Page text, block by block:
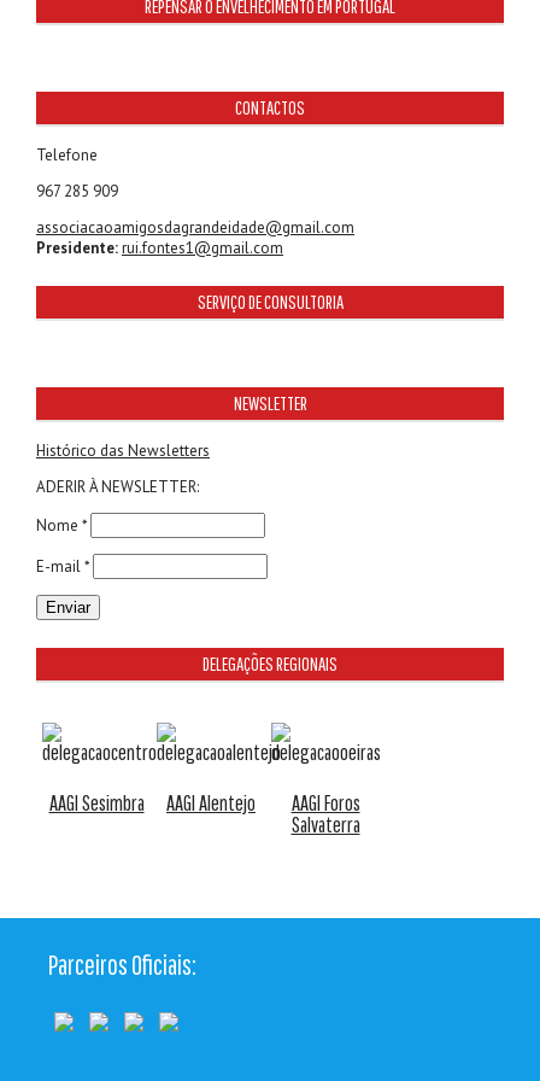
REPENSAR O ENVELHECIMENTO EM PORTUGAL
CONTACTOS
Telefone
967 285 909
associacaoamigosdagrandeidade@gmail.com
Presidente:rui.fontes1@gmail.com
SERVIÇO DE CONSULTORIA
NEWSLETTER
Histórico das Newsletters
ADERIR À NEWSLETTER:
Nome *
E-mail *
DELEGAÇÕES REGIONAIS
AAGI Sesimbra AAGI Alentejo
AAGI Foros
Salvaterra
Parceiros Oficiais: